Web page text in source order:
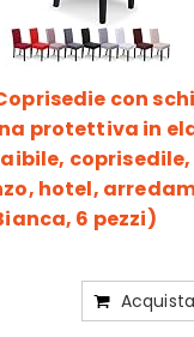
con
protettiva in
hotel,
6 pezzi)